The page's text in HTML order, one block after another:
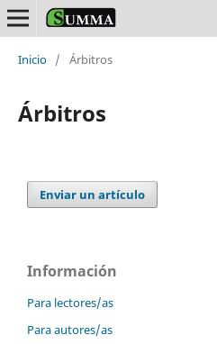
Inicio / Árbitros
Árbitros
Enviar un artículo
Información
Para lectores/as
Para autores/as